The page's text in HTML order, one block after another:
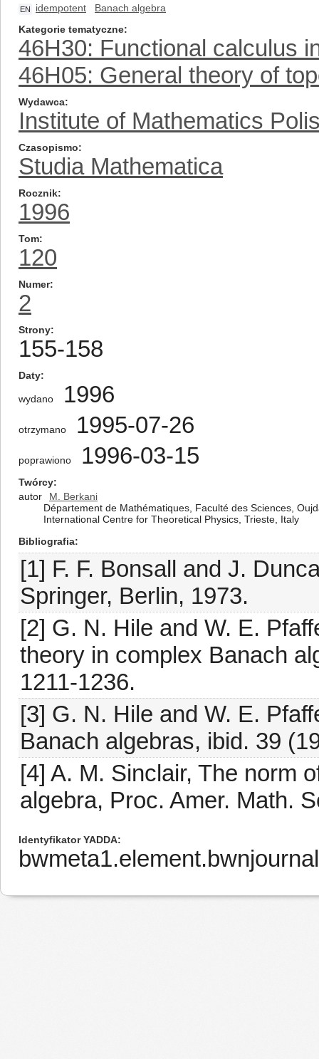
EN idempotent
Banach algebra
Kategorie tematyczne
46H30: Functional calculus
46H05: General theory of
Wydawca
Institute of Mathematics
Czasopismo
Studia Mathematica
Rocznik
1996
Tom
120
Numer
2
Strony
155-158
Daty
wydano 1996
otrzymano 1995-07-26
poprawiono 1996-03-15
Twórcy
autor
M. Berkani
Département de Mathématiques, Faculté des Sciences,
International Centre for Theoretical Physics, Trieste, Italy
Bibliografia
[1] F. F. Bonsall and J.
Springer, Berlin, 1973.
[2] G. N. Hile and W. E.
theory in complex Banach
1211-1236.
[3] G. N. Hile and W. E.
Banach algebras, ibid. 39
[4] A. M. Sinclair, The norm
algebra, Proc. Amer. Math.
Identyfikator YADDA